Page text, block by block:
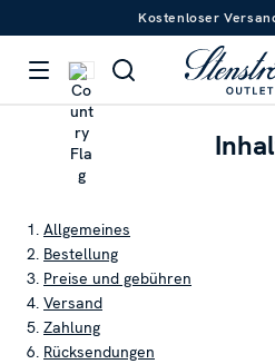
Kostenloser
1. Allgemeines
2. Bestellung
3. Preise und gebühren
4. Versand
5. Zahlung
6. Rücksendungen